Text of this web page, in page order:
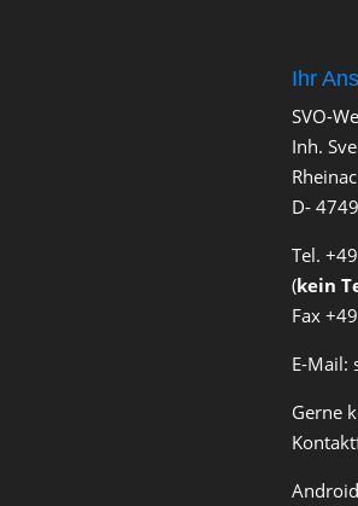
Ihr
SVO-
Inh.
D-
Tel.
(kein
Fax
E-Mail:
Gerne